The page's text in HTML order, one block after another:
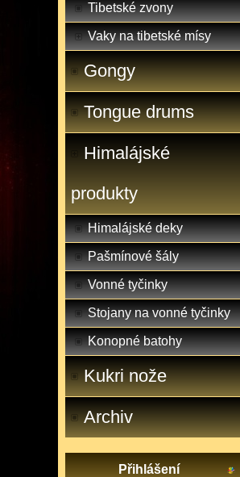
Tibetské zvony
Vaky na tibetské mísy
Gongy
Tongue drums
Himalájské
produkty
Himalájské deky
Pašmínové šály
Vonné tyčinky
Stojany na vonné tyčinky
Konopné batohy
Kukri nože
Archiv
Přihlášení